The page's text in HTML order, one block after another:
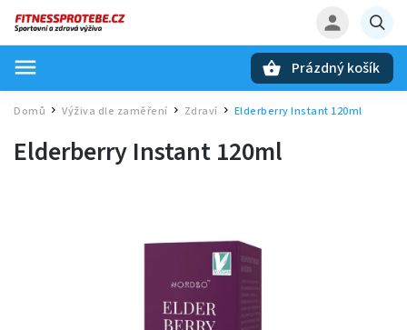
Prázdný košík
Domů / Výživa dle zaměření Zdraví Elderberry Instant 120ml
Elderberry Instant 120ml